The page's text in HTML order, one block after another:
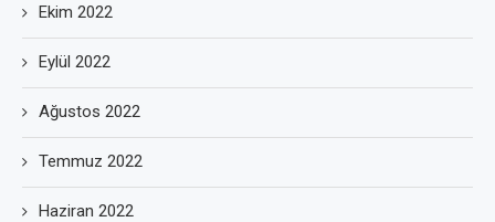
Ekim 2022
Eylül 2022
Ağustos 2022
Temmuz 2022
Haziran 2022